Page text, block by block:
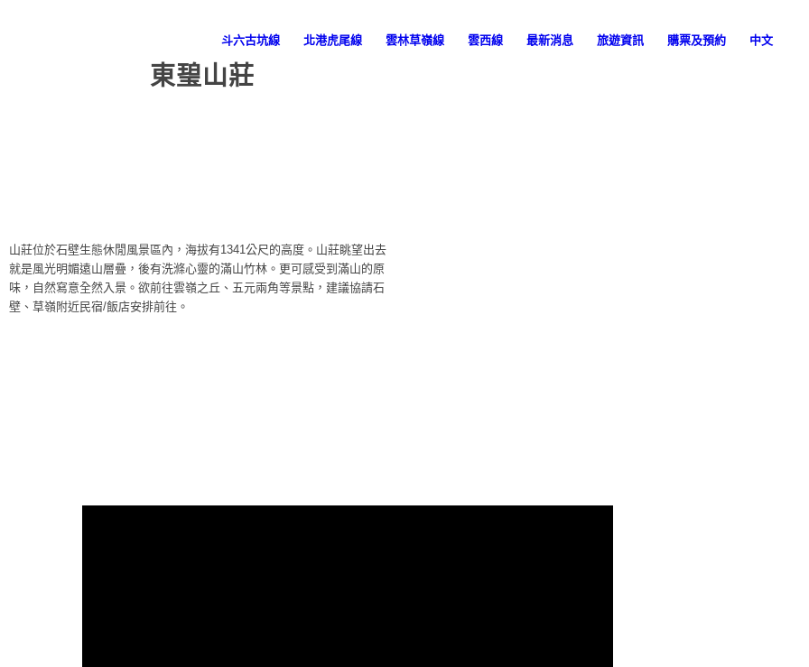
斗六古坑線 北港虎尾線 雲林草嶺線 雲西線 最新消息 旅遊資訊 購票及預約 中文
東𤧥山莊
山莊位於石壁生態休閒風景區內，海拔有1341公尺的高度。山莊眺望出去
就是風光明媚遠山層疊，後有洗滌心靈的滿山竹林。更可感受到滿山的原
味，自然寫意全然入景。欲前往雲嶺之丘、五元兩角等景點，建議協請石
壁、草嶺附近民宿/飯店安排前往。